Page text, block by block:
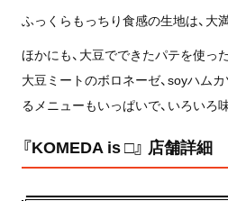
ふっくらもっちり食感の生地は、大
ほかにも、大豆でできたパテを使っ
大豆ミートのボロネーゼ、soyハム
るメニューもいっぱいで、いろいろ
『KOMEDA is □』 店舗詳細